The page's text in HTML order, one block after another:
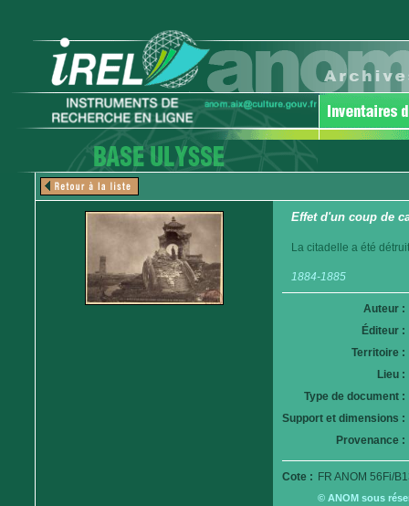
Effet d'un coup de
La citadelle a été
1884-1885
Auteur :
Éditeur :
Territoire :
Lieu :
Type de document :
Support et dimensions :
Provenance :
Cote : FR ANOM 56Fi/
© ANOM sous